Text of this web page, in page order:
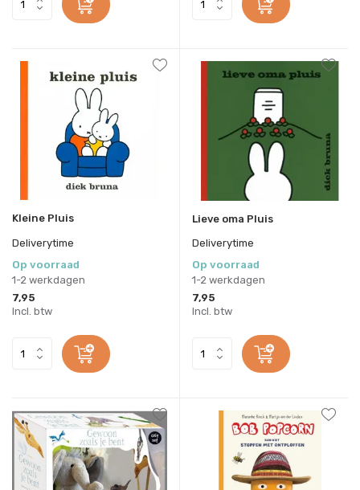
Kleine Pluis
Deliverytime
Op voorraad
1-2 werkdagen
7,95
Incl. btw
Lieve oma Pluis
Deliverytime
Op voorraad
1-2 werkdagen
7,95
Incl. btw